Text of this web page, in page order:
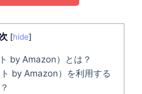
[hide]
by Amazon）とは？
by Amazon）を利用する